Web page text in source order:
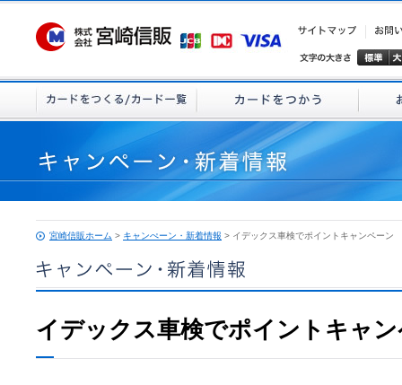
宮崎信販ホーム > キャンぺーン・新着情報 > イデックス車検でポイントキャンペーン
イデックス車検でポイントキャ